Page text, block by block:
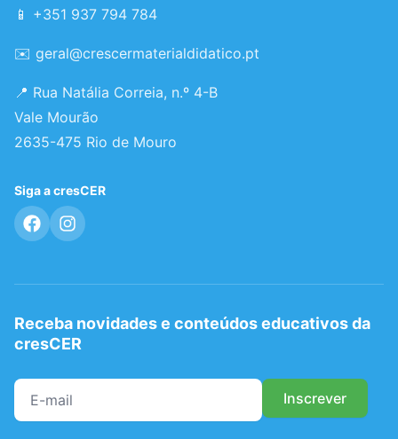
📱 +351 937 794 784
✉️ geral@crescermaterialdidatico.pt
📍 Rua Natália Correia, n.º 4-B
Vale Mourão
2635-475 Rio de Mouro
Siga a cresCER
Receba novidades e conteúdos educativos da
cresCER